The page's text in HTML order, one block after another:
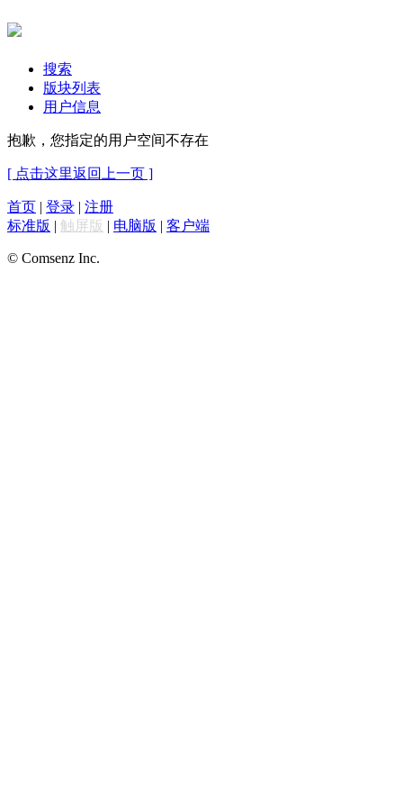
搜索
版块列表
用户信息
抱歉，您指定的用户空间不存在
[ 点击这里返回上一页 ]
首页 | 登录 | 注册
标准版 | 触屏版 | 电脑版 | 客户端
© Comsenz Inc.